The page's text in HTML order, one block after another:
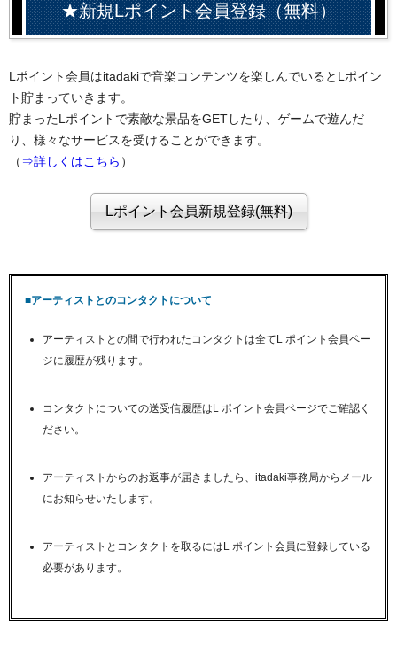
★新規Lポイント会員登録（無料）
Lポイント会員はitadakiで音楽コンテンツを楽しんでいるとLポイン
ト貯まっていきます。
貯まったLポイントで素敵な景品をGETしたり、ゲームで遊んだ
り、様々なサービスを受けることができます。
（ ⇒詳しくはこちら ）
■アーティストとのコンタクトについて
アーティストとの間で行われたコンタクトは全てL ポイント会員ペー
ジに履歴が残ります。
コンタクトについての送受信履歴はL ポイント会員ページでご確認く
ださい。
アーティストからのお返事が届きましたら、itadaki事務局からメール
にお知らせいたします。
アーティストとコンタクトを取るにはL ポイント会員に登録している
必要があります。